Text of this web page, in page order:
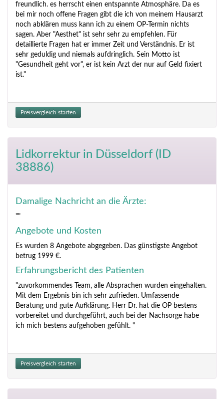
freundlich. es herrscht einen entspannte Atmosphäre. Da es
bei mir noch offene Fragen gibt die ich von meinem Hausarzt
noch abklären muss kann ich zu einem OP-Termin nichts
sagen. Aber "Aesthet" ist sehr sehr zu empfehlen. Für
detaillierte Fragen hat er immer Zeit und Verständnis. Er ist
sehr geduldig und niemals aufdringlich. Sein Motto ist
"Gesundheit geht vor", er ist kein Arzt der nur auf Geld fixiert
ist."
Preisvergleich starten
Lidkorrekturin Düsseldorf (ID
38886)
Damalige Nachricht an die Ärzte:
""
Angebote und Kosten
Es wurden 8 Angebote abgegeben. Das günstigste Angebot
betrug 1999 €.
Erfahrungsbericht des Patienten
"zuvorkommendes Team, alle Absprachen wurden eingehalten.
Mit dem Ergebnis bin ich sehr zufrieden. Umfassende
Beratung und gute Aufklärung. Herr Dr. hat die OP bestens
vorbereitet und durchgeführt, auch bei der Nachsorge habe
ich mich bestens aufgehoben gefühlt. "
Preisvergleich starten